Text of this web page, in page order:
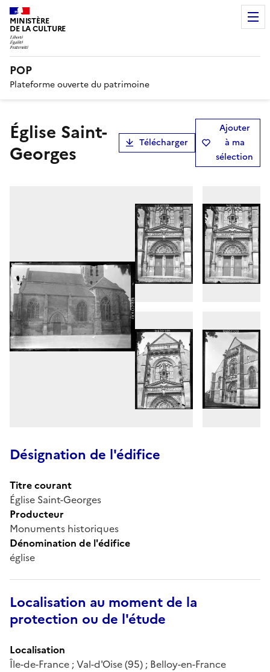
MINISTÈRE
DE LA CULTURE
POP
Plateforme ouverte du patrimoine
Église Saint-
Georges
Télécharger
Ajouter
à ma
sélection
Désignation de l'édifice
Titre courant
Église Saint-Georges
Producteur
Monuments historiques
Dénomination de l'édifice
église
Localisation au moment de la
protection ou de l'étude
Localisation
Île-de-France ; Val-d'Oise (95) ; Belloy-en-France